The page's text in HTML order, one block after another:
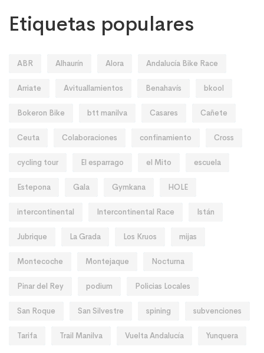
Etiquetas populares
ABR Alhaurín Alora Andalucía Bike Race
Arriate Avituallamientos Benahavís bkool
Bokeron Bike btt manilva Casares Cañete
Ceuta Colaboraciones confinamiento Cross
cycling tour El esparrago el Mito escuela
Estepona Gala Gymkana HOLE
intercontinental Intercontinental Race Istán
Jubrique La Grada Los Kruos mijas
Montecoche Montejaque Nocturna
Pinar del Rey podium Policias Locales
San Roque San Silvestre spining subvenciones
Tarifa Trail Manilva Vuelta Andalucía Yunquera